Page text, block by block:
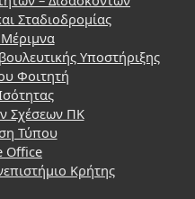
Σταδιοδρομίας
Υποστήριξης
Φοιτητή
Σχέσεων ΠΚ
Τύπου
Office
Κρήτης